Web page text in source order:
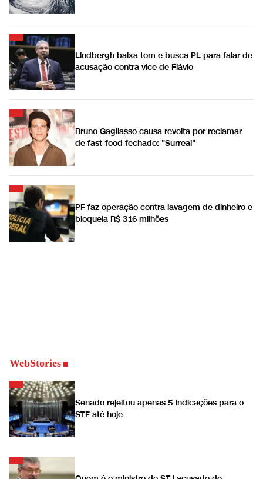
Lindbergh baixa tom e busca PL para falar de
acusação contra vice de Flávio
Bruno Gagliasso causa revolta por reclamar
de fast-food fechado: "Surreal"
PF faz operação contra lavagem de dinheiro e
bloqueia R$ 316 milhões
WebStories
Senado rejeitou apenas 5 indicações para o
STF até hoje